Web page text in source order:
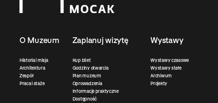
O Muzeum
Historia i misja
Architektura
Zespół
Praca i staże
Zaplanuj wizytę
Kup bilet
Godziny otwarcia
Plan muzeum
Oprowadzenia
Informacje praktyczne
Dostępność
Wystawy
Wystawy czasowe
Wystawy stałe
Archiwum
Projekty